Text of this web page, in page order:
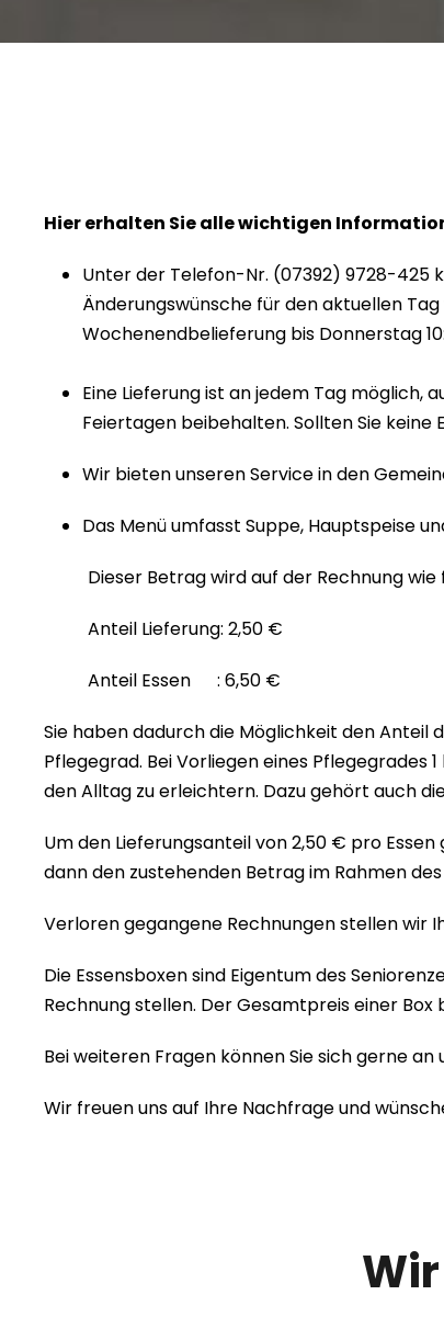
Hier erhalten Sie alle wichtigen
Unter der Telefon-Nr. (07392) 9728-425
Änderungswünsche für den aktuellen
Wochenendbelieferung bis Donnerstag
Eine Lieferung ist an jedem Tag möglich,
Feiertagen beibehalten. Sollten Sie
Wir bieten unseren Service in den
Das Menü umfasst Suppe, Hauptspeise
Dieser Betrag wird auf der Rechnung wie
Anteil Lieferung: 2,50 €
Anteil Essen : 6,50 €
Sie haben dadurch die Möglichkeit den Anteil
Pflegegrad. Bei Vorliegen eines Pflegegrades
den Alltag zu erleichtern. Dazu gehört auch
Um den Lieferungsanteil von 2,50 € pro
dann den zustehenden Betrag im Rahmen
Verloren gegangene Rechnungen stellen wir
Die Essensboxen sind Eigentum des
Rechnung stellen. Der Gesamtpreis einer
Bei weiteren Fragen können Sie sich gerne
Wir freuen uns auf Ihre Nachfrage und